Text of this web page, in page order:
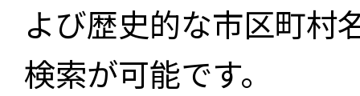
よび歴史的な市区町村
検索が可能です。